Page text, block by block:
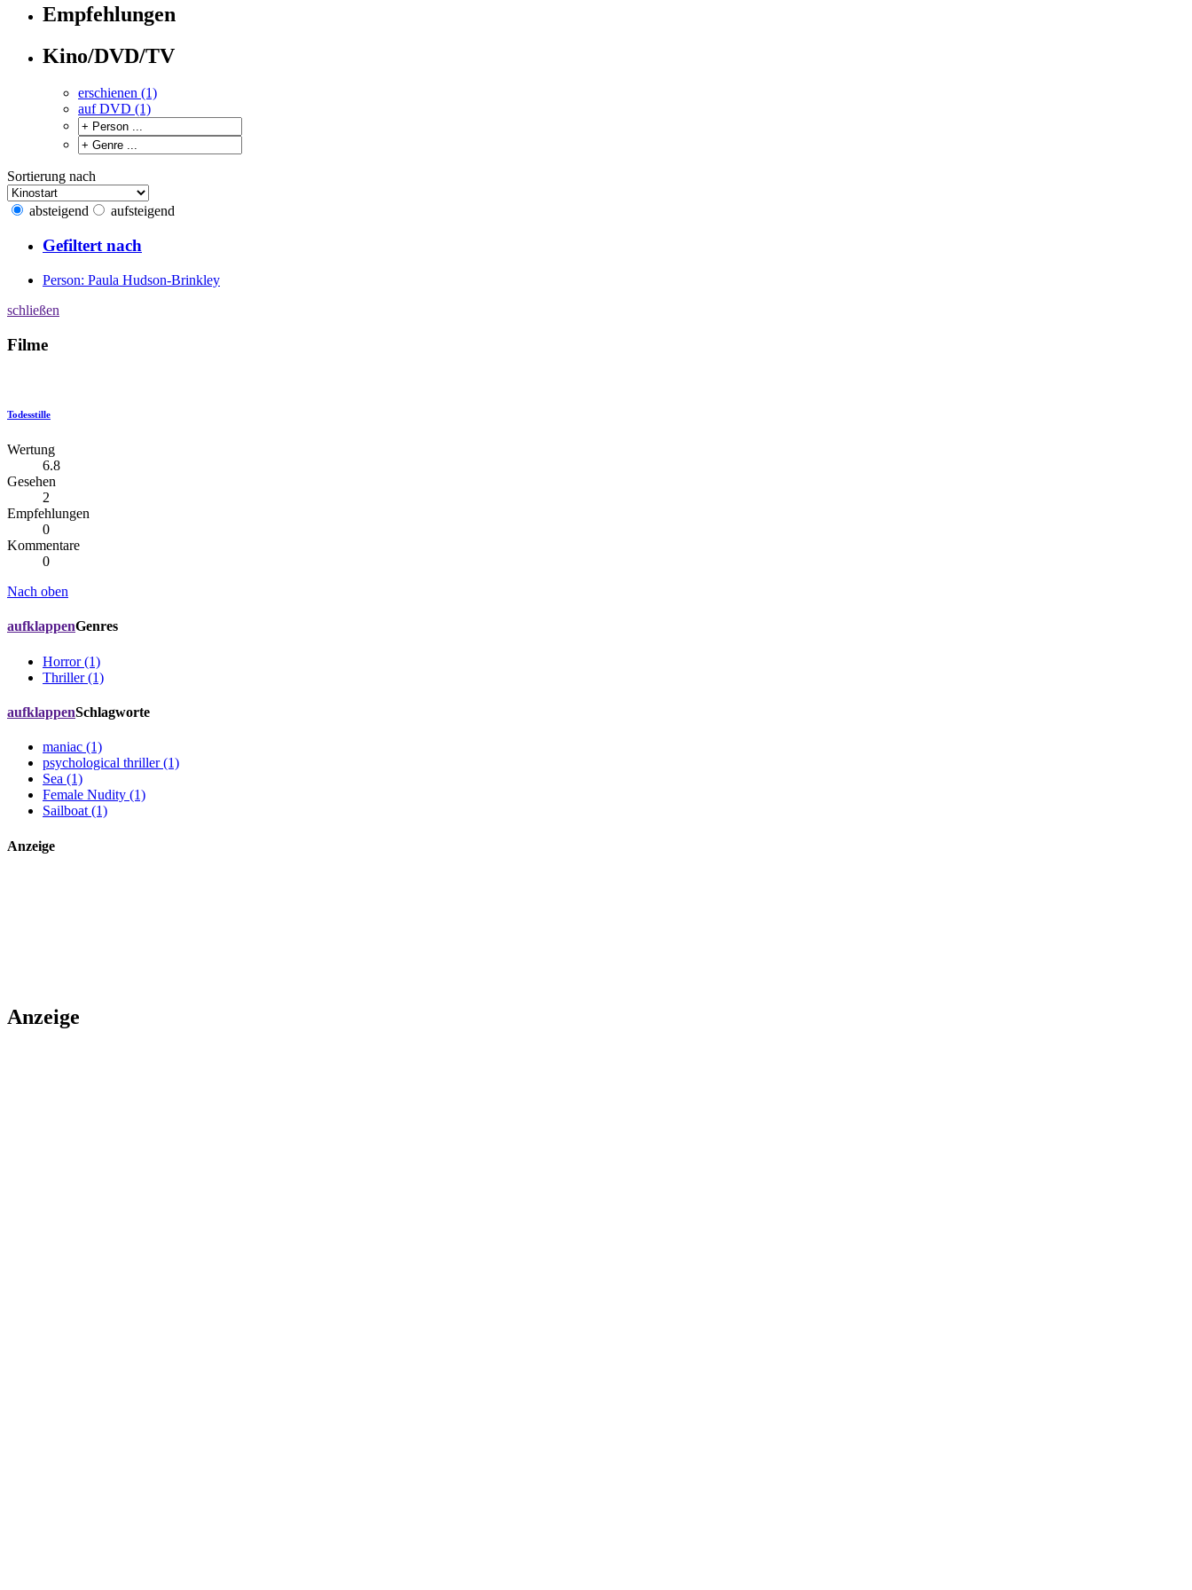
Empfehlungen
Kino/DVD/TV
erschienen (1)
auf DVD (1)
Sortierung nach
absteigend aufsteigend
Gefiltert nach
Person: Paula Hudson-Brinkley
schließen
Filme
Todesstille
Wertung
6.8
Gesehen
2
Empfehlungen
0
Kommentare
0
Nach oben
aufklappenGenres
Horror (1)
Thriller (1)
aufklappenSchlagworte
maniac (1)
psychological thriller (1)
Sea (1)
Female Nudity (1)
Sailboat (1)
Anzeige
Anzeige